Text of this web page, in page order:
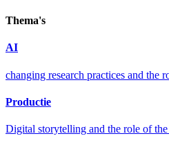
Thema's
AI
changing research practices and the
Productie
Digital storytelling and the role of